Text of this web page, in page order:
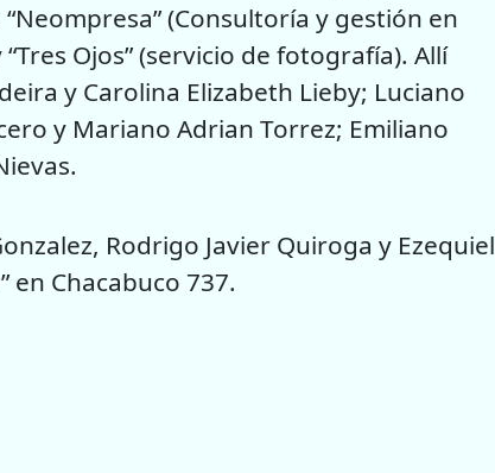
(Consultoría y gestión en
Ojos” (servicio de fotografía). Allí
y Carolina Elizabeth Lieby; Luciano
y Mariano Adrian Torrez; Emiliano
Rodrigo Javier Quiroga y Ezequiel
en Chacabuco 737.